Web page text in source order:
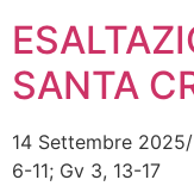
SANTA
14 Settembre
6-11; Gv 3, 13-